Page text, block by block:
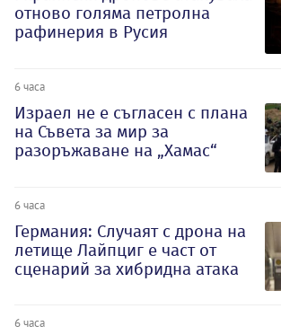
отново голяма петролна
рафинерия в Русия
6 часа
Израел не е съгласен с плана
на Съвета за мир за
разоръжаване на „Хамас“
6 часа
Германия: Случаят с дрона на
летище Лайпциг е част от
сценарий за хибридна атака
6 часа